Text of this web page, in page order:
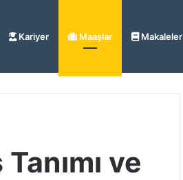
Kariyer Maaşlar Makaleler
ve